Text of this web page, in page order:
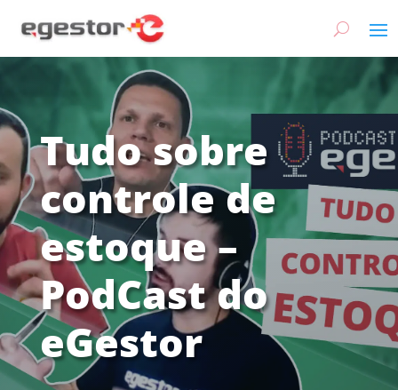
Tudo sobre
controle de
estoque –
PodCast do
eGestor